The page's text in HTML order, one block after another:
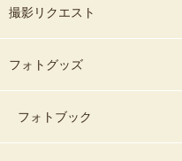
撮影リクエスト
フォトグッズ
フォトブック